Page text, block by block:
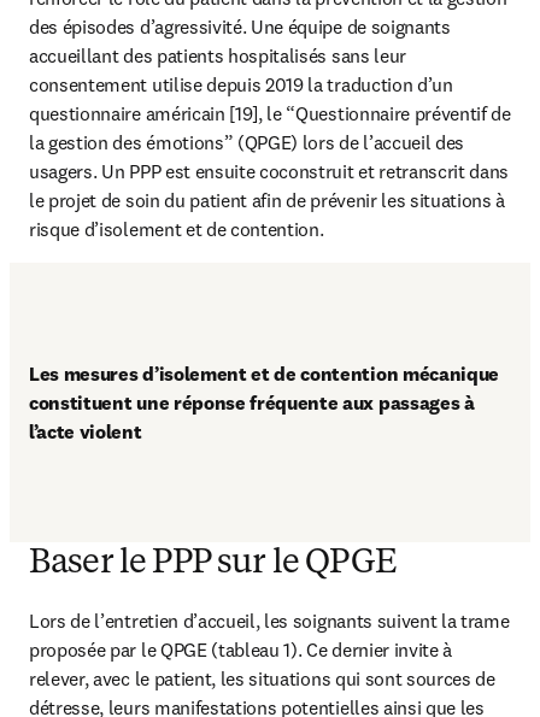
des épisodes d’agressivité. Une équipe de soignants
accueillant des patients hospitalisés sans leur
consentement utilise depuis 2019 la traduction d’un
questionnaire américain [19], le “Questionnaire préventif de
la gestion des émotions” (QPGE) lors de l’accueil des
usagers. Un PPP est ensuite coconstruit et retranscrit dans
le projet de soin du patient afin de prévenir les situations à
risque d’isolement et de contention.
Les mesures d’isolement et de contention mécanique
constituent une réponse fréquente aux passages à
l’acte violent
Baser le PPP sur le QPGE
Lors de l’entretien d’accueil, les soignants suivent la trame
proposée par le QPGE (tableau 1). Ce dernier invite à
relever, avec le patient, les situations qui sont sources de
détresse, leurs manifestations potentielles ainsi que les